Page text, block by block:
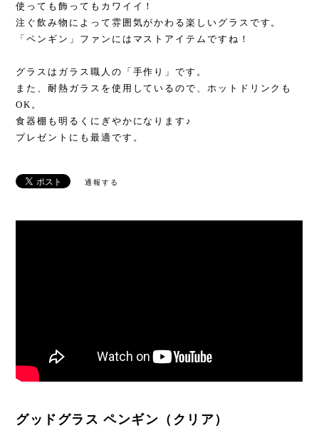
使っても飾ってもカワイイ！
注ぐ飲み物によって雰囲気がかわる楽しいグラスです。
「ペンギン」ファンにはマストアイテムですね！
グラスはガラス職人の「手作り」です。
また、耐熱ガラスを使用しているので、ホットドリンクも
OK。
食器棚も明るくにぎやかになります♪
プレゼントにも最適です。
通報する
グッドグラス ペンギン（クリア）